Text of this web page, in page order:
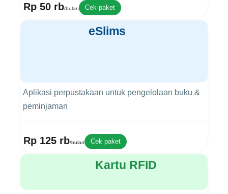
Rp 50 rb/bulan Cek paket
eSlims
Aplikasi perpustakaan untuk pengelolaan buku &
peminjaman
Rp 125 rb/bulan Cek paket
Kartu RFID